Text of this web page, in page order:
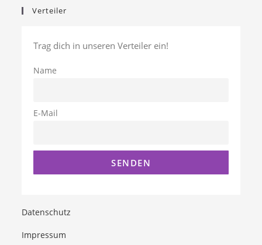
Verteiler
Trag dich in unseren Verteiler ein!
Name
E-Mail
Datenschutz
Impressum